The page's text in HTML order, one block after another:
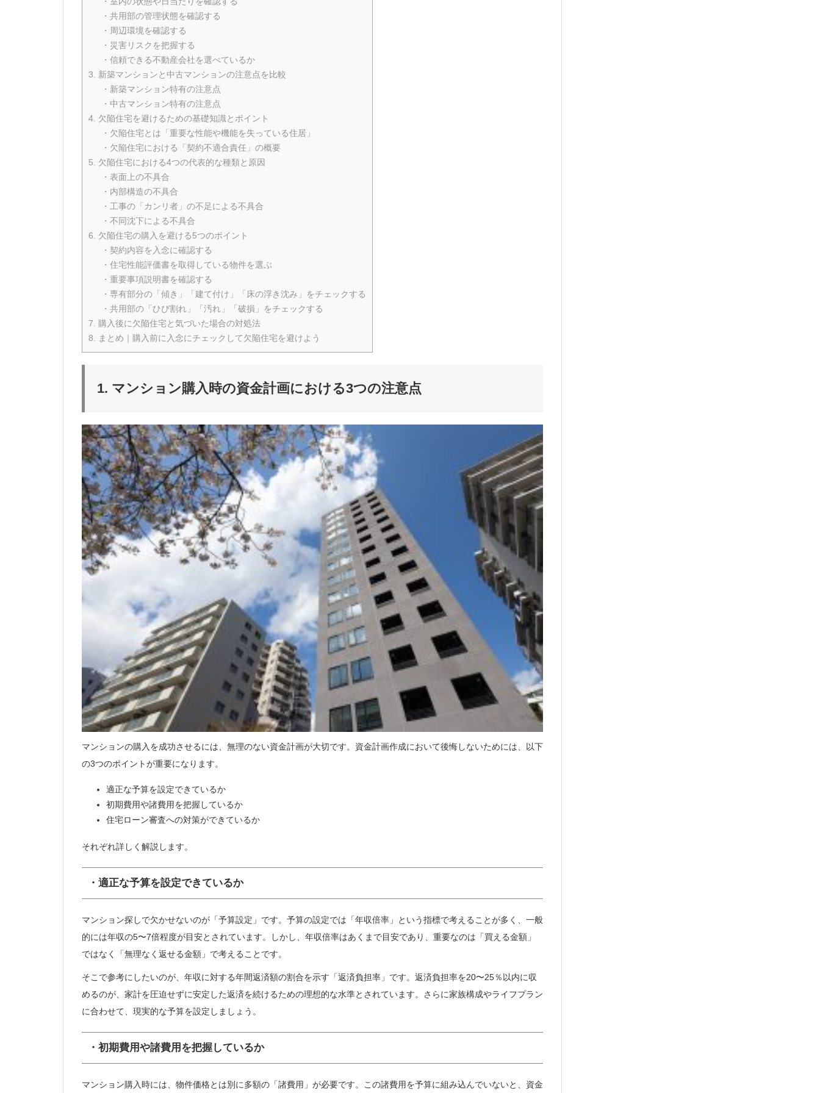
・共用部の管理状態を確認する
・周辺環境を確認する
・災害リスクを把握する
・信頼できる不動産会社を選べているか
3. 新築マンションと中古マンションの注意点を比較
・新築マンション特有の注意点
・中古マンション特有の注意点
4. 欠陥住宅を避けるための基礎知識とポイント
・欠陥住宅とは「重要な性能や機能を失っている住居」
・欠陥住宅における「契約不適合責任」の概要
5. 欠陥住宅における4つの代表的な種類と原因
・表面上の不具合
・内部構造の不具合
・工事の「カンリ者」の不足による不具合
・不同沈下による不具合
6. 欠陥住宅の購入を避ける5つのポイント
・契約内容を入念に確認する
・住宅性能評価書を取得している物件を選ぶ
・重要事項説明書を確認する
・専有部分の「傾き」「建て付け」「床の浮き沈み」をチェックする
・共用部の「ひび割れ」「汚れ」「破損」をチェックする
7. 購入後に欠陥住宅と気づいた場合の対処法
8. まとめ｜購入前に入念にチェックして欠陥住宅を避けよう
1. マンション購入時の資金計画における3つの注意点
マンションの購入を成功させるには、無理のない資金計画が大切です。資金計画作成において後悔しないためには、以下
の3つのポイントが重要になります。
適正な予算を設定できているか
初期費用や諸費用を把握しているか
住宅ローン審査への対策ができているか
それぞれ詳しく解説します。
・適正な予算を設定できているか
マンション探しで欠かせないのが「予算設定」です。予算の設定では「年収倍率」という指標で考えることが多く、一般
的には年収の5〜7倍程度が目安とされています。しかし、年収倍率はあくまで目安であり、重要なのは「買える金額」
ではなく「無理なく返せる金額」で考えることです。
そこで参考にしたいのが、年収に対する年間返済額の割合を示す「返済負担率」です。返済負担率を20〜25％以内に収
めるのが、家計を圧迫せずに安定した返済を続けるための理想的な水準とされています。さらに家族構成やライフプラン
に合わせて、現実的な予算を設定しましょう。
・初期費用や諸費用を把握しているか
マンション購入時には、物件価格とは別に多額の「諸費用」が必要です。この諸費用を予算に組み込んでいないと、資金